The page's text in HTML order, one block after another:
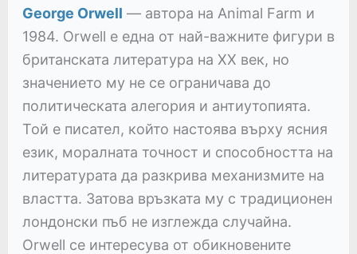
George Orwell — автора на Animal Farm и
1984. Orwell е една от най-важните фигури в
британската литература на XX век, но
значението му не се ограничава до
политическата алегория и антиутопията.
Той е писател, който настоява върху ясния
език, моралната точност и способността на
литературата да разкрива механизмите на
властта. Затова връзката му с традиционен
лондонски пъб не изглежда случайна.
Orwell се интересува от обикновените